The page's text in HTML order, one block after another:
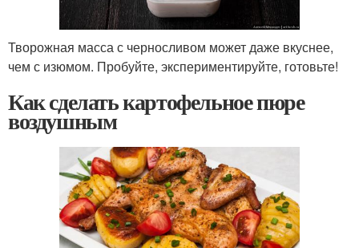
Творожная масса с черносливом может даже вкуснее,
чем с изюмом. Пробуйте, экспериментируйте, готовьте!
Как сделать картофельное пюре
воздушным